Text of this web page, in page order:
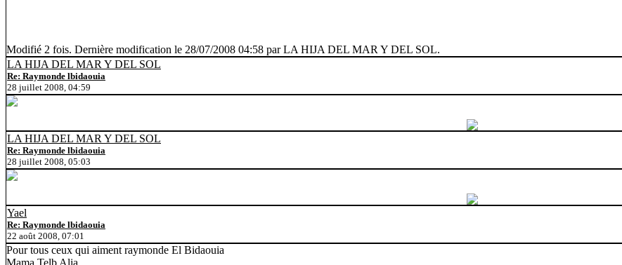
Modifié 2 fois. Dernière modification le 28/07/2008 04:58 par LA HIJA DEL MAR Y DEL SOL.
LA HIJA DEL MAR Y DEL SOL
Re: Raymonde lbidaouia
28 juillet 2008, 04:59
LA HIJA DEL MAR Y DEL SOL
Re: Raymonde lbidaouia
28 juillet 2008, 05:03
Yael
Re: Raymonde lbidaouia
22 août 2008, 07:01
Pour tous ceux qui aiment raymonde El Bidaouia
Mama Telb Alia